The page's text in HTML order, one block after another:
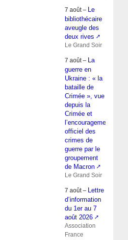
7 août – Le
bibliothécaire
aveugle des
deux rives
Le Grand Soir
7 août – La
guerre en
Ukraine : « la
bataille de
Crimée », vue
depuis la
Crimée et
l’encouragement
officiel des
crimes de
guerre par le
groupement
de Macron
Le Grand Soir
7 août – Lettre
d’information
du 1er au 7
août 2026
Association
France